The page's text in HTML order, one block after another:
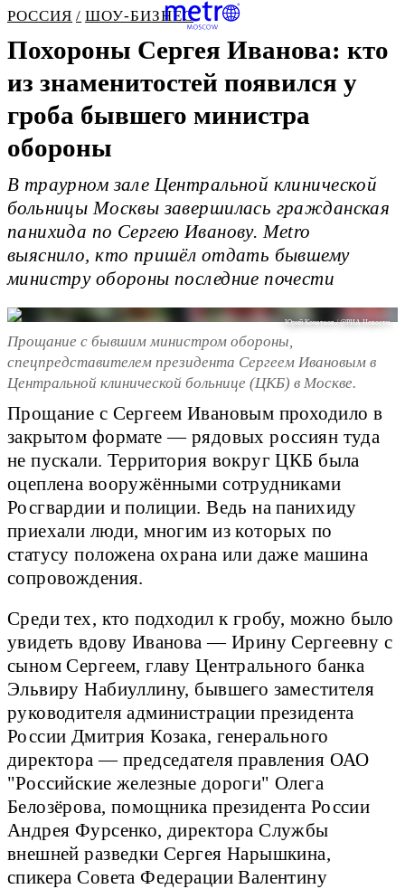
РОССИЯ ШОУ-БИЗНЕС
Похороны Сергея Иванова: кто
из знаменитостей появился у
гроба бывшего министра
обороны
В траурном зале Центральной клинической
больницы Москвы завершилась гражданская
панихида по Сергею Иванову. Metro
выяснило, кто пришёл отдать бывшему
министру обороны последние почести
Юрий Кочетков / @РИА Новости
Прощание с бывшим министром обороны,
спецпредставителем президента Сергеем Ивановым в
Центральной клинической больнице (ЦКБ) в Москве.
Прощание с Сергеем Ивановым проходило в
закрытом формате — рядовых россиян туда
не пускали. Территория вокруг ЦКБ была
оцеплена вооружёнными сотрудниками
Росгвардии и полиции. Ведь на панихиду
приехали люди, многим из которых по
статусу положена охрана или даже машина
сопровождения.
Среди тех, кто подходил к гробу, можно было
увидеть вдову Иванова — Ирину Сергеевну с
сыном Сергеем, главу Центрального банка
Эльвиру Набиуллину, бывшего заместителя
руководителя администрации президента
России Дмитрия Козака, генерального
директора — председателя правления ОАО
"Российские железные дороги" Олега
Белозёрова, помощника президента России
Андрея Фурсенко, директора Службы
внешней разведки Сергея Нарышкина,
спикера Совета Федерации Валентину